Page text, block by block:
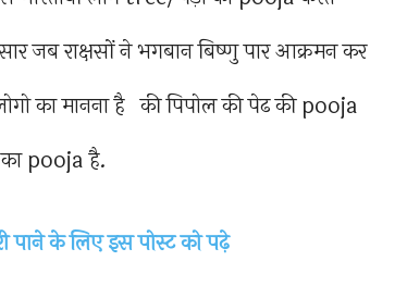
जब राक्षसों ने भगबान बिष्णु पार आक्रमन कर
का मानना है की पिपोल की पेढ की pooja
का pooja है.
के लिए इस पोस्ट को पढ़े